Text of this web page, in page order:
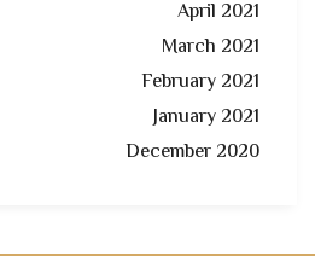
April 2021
March 2021
February 2021
January 2021
December 2020